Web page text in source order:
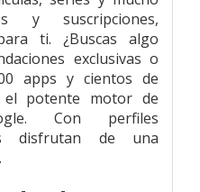
suscripciones,
ti. ¿Buscas algo
exclusivas o
apps y cientos de
el potente motor de
Con perfiles
disfrutan de una